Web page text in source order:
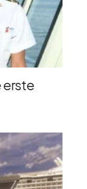
erste